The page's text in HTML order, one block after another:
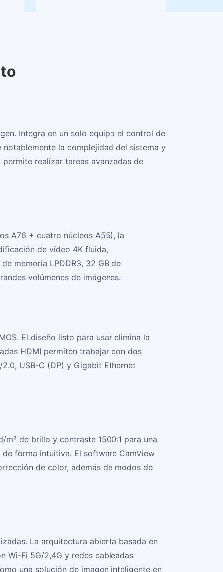
Integra en un solo equipo el control de
la complejidad del sistema y
realizar tareas avanzadas de
A76 + cuatro núcleos A55), la
de vídeo 4K fluida,
memoria LPDDR3, 32 GB de
volúmenes de imágenes.
El diseño listo para usar elimina la
HDMI permiten trabajar con dos
USB-C (DP) y Gigabit Ethernet
de brillo y contraste 1500:1 para una
forma intuitiva. El software CamView
de color, además de modos de
La arquitectura abierta basada en
Wi-Fi 5G/2,4G y redes cableadas
una solución de imagen inteligente en